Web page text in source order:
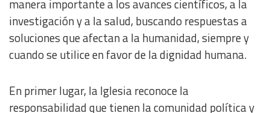
manera importante a los avances científicos, a la
investigación y a la salud, buscando respuestas a
soluciones que afectan a la humanidad, siempre y
cuando se utilice en favor de la dignidad humana.
En primer lugar, la Iglesia reconoce la
responsabilidad que tienen la comunidad política y